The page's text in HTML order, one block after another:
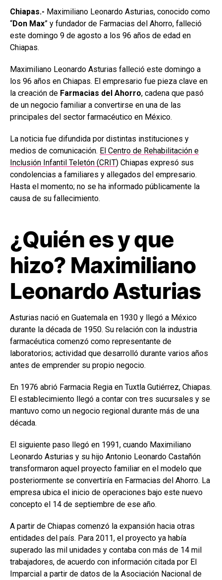
Chiapas.- Maximiliano Leonardo Asturias, conocido como
“Don Max” y fundador de Farmacias del Ahorro, falleció
este domingo 9 de agosto a los 96 años de edad en
Chiapas.
Maximiliano Leonardo Asturias falleció este domingo a
los 96 años en Chiapas. El empresario fue pieza clave en
la creación de Farmacias del Ahorro, cadena que pasó
de un negocio familiar a convertirse en una de las
principales del sector farmacéutico en México.
La noticia fue difundida por distintas instituciones y
medios de comunicación. El Centro de Rehabilitación e
Inclusión Infantil Teletón (CRIT) Chiapas expresó sus
condolencias a familiares y allegados del empresario.
Hasta el momento; no se ha informado públicamente la
causa de su fallecimiento.
¿Quién es y que
hizo? Maximiliano
Leonardo Asturias
Asturias nació en Guatemala en 1930 y llegó a México
durante la década de 1950. Su relación con la industria
farmacéutica comenzó como representante de
laboratorios; actividad que desarrolló durante varios años
antes de emprender su propio negocio.
En 1976 abrió Farmacia Regia en Tuxtla Gutiérrez, Chiapas.
El establecimiento llegó a contar con tres sucursales y se
mantuvo como un negocio regional durante más de una
década.
El siguiente paso llegó en 1991, cuando Maximiliano
Leonardo Asturias y su hijo Antonio Leonardo Castañón
transformaron aquel proyecto familiar en el modelo que
posteriormente se convertiría en Farmacias del Ahorro. La
empresa ubica el inicio de operaciones bajo este nuevo
concepto el 14 de septiembre de ese año.
A partir de Chiapas comenzó la expansión hacia otras
entidades del país. Para 2011, el proyecto ya había
superado las mil unidades y contaba con más de 14 mil
trabajadores, de acuerdo con información citada por El
Imparcial a partir de datos de la Asociación Nacional de